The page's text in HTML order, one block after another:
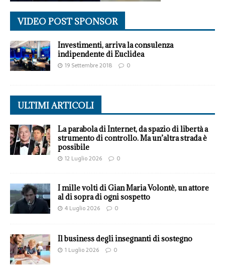
VIDEO POST SPONSOR
Investimenti, arriva la consulenza
indipendente di Euclidea
19 Settembre 2018 0
ULTIMI ARTICOLI
La parabola di Internet, da spazio di libertà a
strumento di controllo. Ma un’altra strada è
possibile
12 Luglio 2026 0
I mille volti di Gian Maria Volontè, un attore
al di sopra di ogni sospetto
4 Luglio 2026 0
Il business degli insegnanti di sostegno
1 Luglio 2026 0